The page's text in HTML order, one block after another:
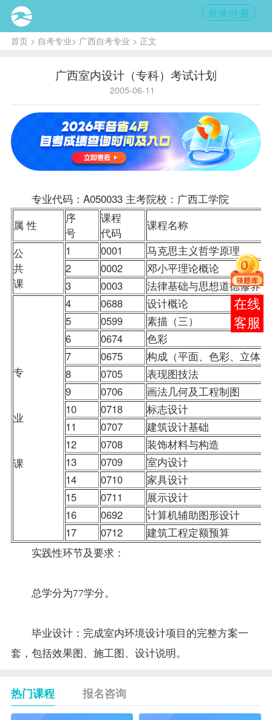
登录/注册
首页> 自考专业> 广西自考专业 > 正文
广西室内设计（专科）考试计划
2005-06-11
专业代码：A050033 主考院校：广西工学院
属 性
序
号
课程
代码
课程名称
公
共
课
1 0001
马克思主义哲学原理
2
0002
邓小平理论概论
3
0003 法律基础与思想道德修养
专
业
课
4 0688
设计概论
5
0599
素描（三）
6
0674
色彩
7
0675
构成（平面、色彩、立体）
8
0705
表现图技法
9
0706
画法几何及工程制图
10
0718
标志设计
11
0707
建筑设计基础
12
0708
装饰材料与构造
13
0709
室内设计
14
0710
家具设计
15
0711
展示设计
16
0692
计算机辅助图形设计
17
0712 建筑工程定额预算
实践性环节及要求：
总学分为77学分。
毕业设计：完成室内环境设计项目的完整方案一
套，包括效果图、施工图、设计说明。
热门课程 报名咨询
报考
咨询